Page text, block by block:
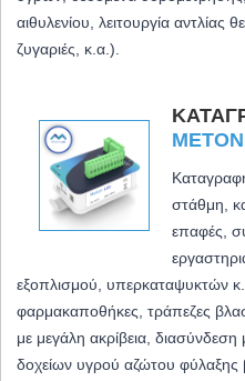
αιθυλενίου, λειτουργία αντλίας
ζυγαριές, κ.α.).
METON
στάθμη,
επαφές,
εξοπλισμού, υπερκαταψυκτών
φαρμακαποθήκες, τράπεζες
με μεγάλη ακρίβεια, διασύνδεση
δοχείων υγρού αζώτου